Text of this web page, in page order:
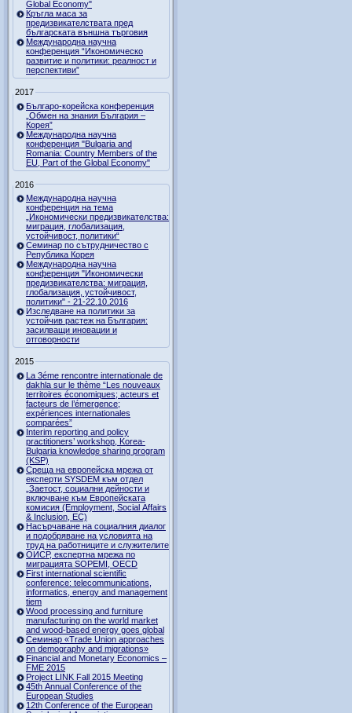
Global Economy"
Кръгла маса за
предизвикателствата пред
българската външна търговия
Международна научна
конференция “Икономическо
развитие и политики: реалност и
перспективи”
2017
Българо-корейска конференция
„Обмен на знания България –
Корея”
Международна научна
конференция "Bulgaria and
Romania: Country Members of the
EU, Part of the Global Economy"
2016
Международна научна
конференция на тема
„Икономически предизвикателства:
миграция, глобализация,
устойчивост, политики“
Семинар по сътрудничество с
Република Корея
Международна научна
конференция "Икономически
предизвикателства: миграция,
глобализация, устойчивост,
политики" - 21-22.10.2016
Изследване на политики за
устойчив растеж на България:
засилващи иновации и
отговорности
2015
La 3éme rencontre internationale de
dakhla sur le thème “Les nouveaux
territoires économiques; acteurs et
facteurs de l’émergence;
expériences internationales
comparées”
Interim reporting and policy
practitioners’ workshop, Korea-
Bulgaria knowledge sharing program
(KSP)
Среща на европейска мрежа от
експерти SYSDEM към отдел
„Заетост, социални дейности и
включване към Европейската
комисия (Employment, Social Affairs
& Inclusion, ЕС)
Насърчаване на социалния диалог
и подобряване на условията на
труд на работниците и служителите
ОИСР, експертна мрежа по
миграцията SOPEMI, OECD
First international scientific
conference: telecommunications,
informatics, energy and management
tiem
Wood processing and furniture
manufacturing on the world market
and wood-based energy goes global
Семинар «Trade Union approaches
on demography and migrations»
Financial and Monetary Economics –
FME 2015
Project LINK Fall 2015 Meeting
45th Annual Conference of the
European Studies
12th Conference of the European